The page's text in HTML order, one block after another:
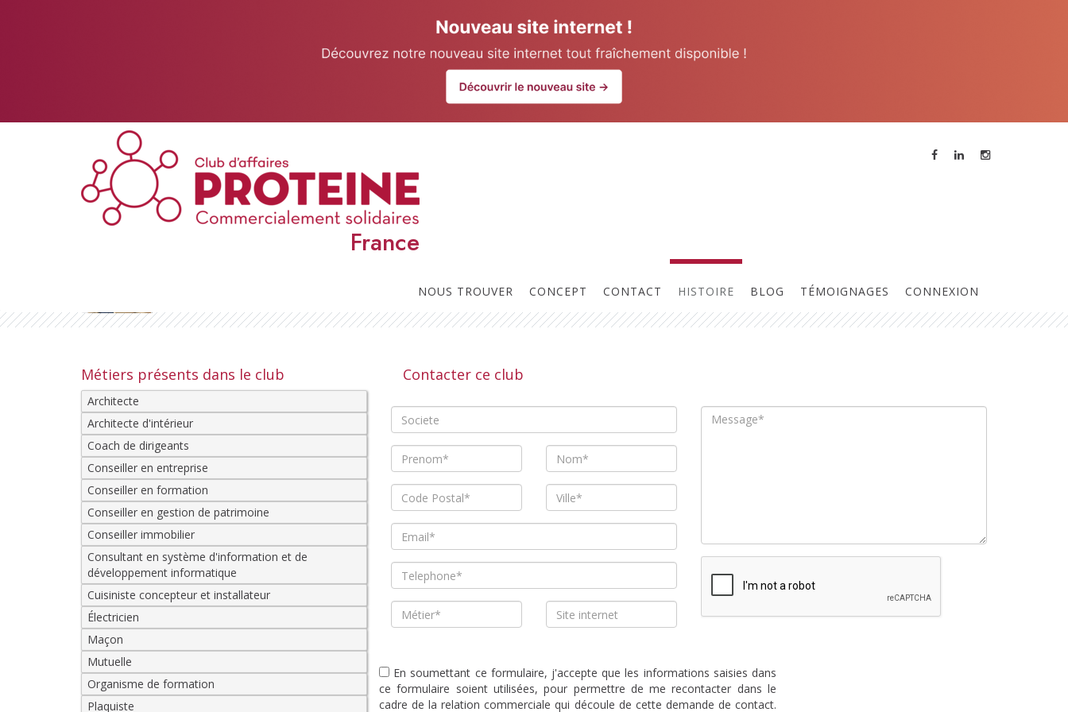
France
NOUS TROUVER CONCEPT CONTACT HISTOIRE BLOG TÉMOIGNAGES CONNEXION
Club de Villefranche-de-Lauragais (Haute-
Garonne)
Prochaines réunions
Métiers présents dans le club
Architecte
Architecte d'intérieur
Coach de dirigeants
Conseiller en entreprise
Conseiller en formation
Conseiller en gestion de patrimoine
Conseiller immobilier
Consultant en système d'information et de
développement informatique
Cuisiniste concepteur et installateur
Électricien
Maçon
Mutuelle
Organisme de formation
Plaquiste
Contacter ce club
En soumettant ce formulaire, j'accepte que les informations saisies dans
ce formulaire soient utilisées, pour permettre de me recontacter dans le
cadre de la relation commerciale qui découle de cette demande de contact.